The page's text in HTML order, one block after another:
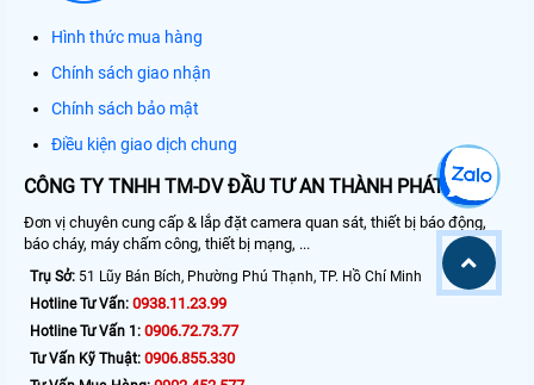
Hình thức mua hàng
Chính sách giao nhận
Chính sách bảo mật
Điều kiện giao dịch chung
CÔNG TY TNHH TM-DV ĐẦU TƯ AN THÀNH PHÁT
Đơn vị chuyên cung cấp & lắp đặt camera quan sát, thiết bị báo động,
báo cháy, máy chấm công, thiết bị mạng, ...
Trụ Sở: 51 Lũy Bán Bích, Phường Phú Thạnh, TP. Hồ Chí Minh
Hotline Tư Vấn: 0938.11.23.99
Hotline Tư Vấn 1: 0906.72.73.77
Tư Vấn Kỹ Thuật: 0906.855.330